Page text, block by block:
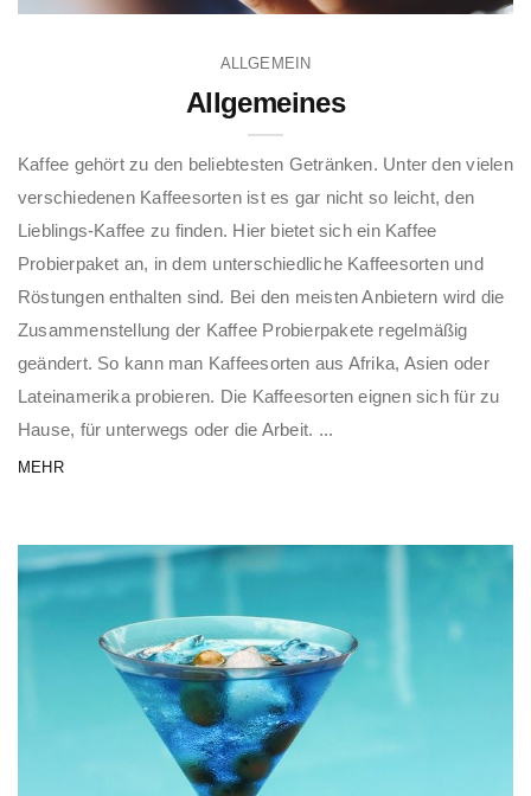
ALLGEMEIN
Allgemeines
Kaffee gehört zu den beliebtesten Getränken. Unter den vielen
verschiedenen Kaffeesorten ist es gar nicht so leicht, den
Lieblings-Kaffee zu finden. Hier bietet sich ein Kaffee
Probierpaket an, in dem unterschiedliche Kaffeesorten und
Röstungen enthalten sind. Bei den meisten Anbietern wird die
Zusammenstellung der Kaffee Probierpakete regelmäßig
geändert. So kann man Kaffeesorten aus Afrika, Asien oder
Lateinamerika probieren. Die Kaffeesorten eignen sich für zu
Hause, für unterwegs oder die Arbeit. ...
MEHR